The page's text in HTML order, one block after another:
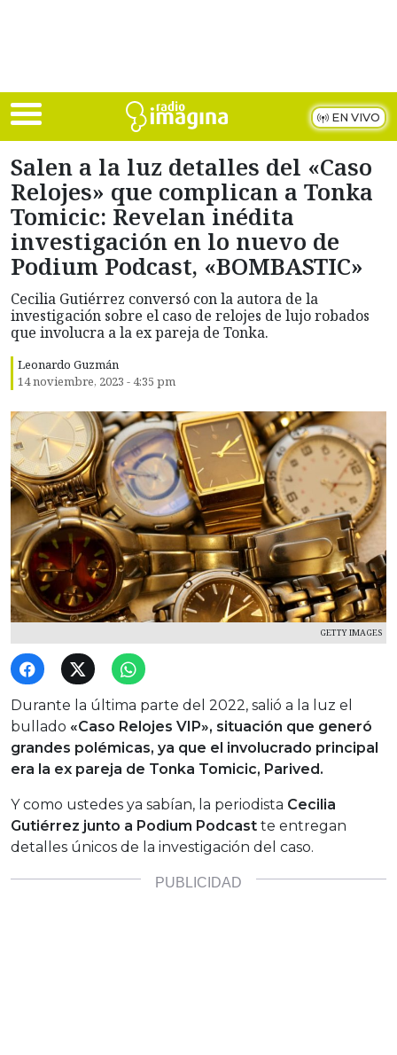
EN VIVO
Salen a la luz detalles del «Caso
Relojes» que complican a Tonka
Tomicic: Revelan inédita
investigación en lo nuevo de
Podium Podcast, «BOMBASTIC»
Cecilia Gutiérrez conversó con la autora de la
investigación sobre el caso de relojes de lujo robados
que involucra a la ex pareja de Tonka.
Leonardo Guzmán
14 noviembre, 2023 - 4:35 pm
GETTY IMAGES
Durante la última parte del 2022, salió a la luz el
bullado «Caso Relojes VIP», situación que generó
grandes polémicas, ya que el involucrado principal
era la ex pareja de Tonka Tomicic, Parived.
Y como ustedes ya sabían, la periodista Cecilia
Gutiérrez junto a Podium Podcast te entregan
detalles únicos de la investigación del caso.